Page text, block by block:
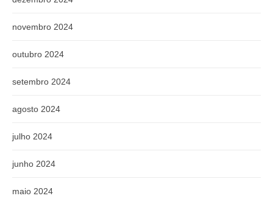
novembro 2024
outubro 2024
setembro 2024
agosto 2024
julho 2024
junho 2024
maio 2024